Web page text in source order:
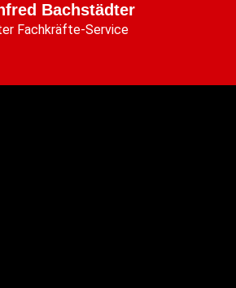
Bachstädter
Fachkräfte-Service